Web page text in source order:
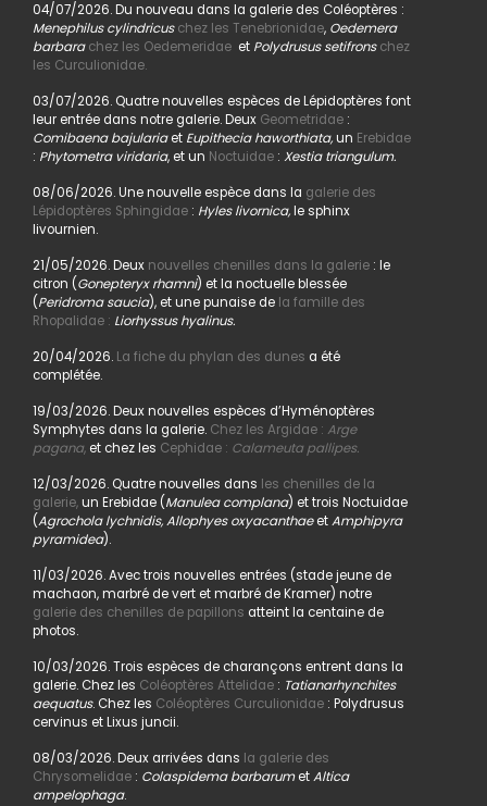
04/07/2026. Du nouveau dans la galerie des Coléoptères :
Menephilus cylindricus chez les Tenebrionidae,Oedemera
barbara chez les Oedemeridaeet Polydrusus setifrons chez
les Curculionidae.
03/07/2026. Quatre nouvelles espèces de Lépidoptères font
leur entrée dans notre galerie. Deux Geometridae:
Comibaena bajulariaet Eupithecia haworthiata,un Erebidae
: Phytometra viridaria, et un Noctuidae: Xestia triangulum.
08/06/2026. Une nouvelle espèce dans la galerie des
Lépidoptères Sphingidae: Hyles livornica,le sphinx
livournien.
21/05/2026. Deux nouvelles chenilles dans la galerie : le
citron (Gonepteryx rhamni) et la noctuelle blessée
(Peridroma saucia), et une punaise dela famille des
Rhopalidae : Liorhyssus hyalinus.
20/04/2026. La fiche du phylan des dunes a été
complétée.
19/03/2026. Deux nouvelles espèces d’Hyménoptères
Symphytes dans la galerie. Chez les Argidae : Arge
pagana,et chez les Cephidae : Calameuta pallipes.
12/03/2026. Quatre nouvelles dans les chenilles de la
galerie,un Erebidae (Manulea complana) et trois Noctuidae
(Agrochola lychnidis, Allophyes oxyacanthaeetAmphipyra
pyramidea).
11/03/2026. Avec trois nouvelles entrées (stade jeune de
machaon, marbré de vert et marbré de Kramer) notre
galerie des chenilles de papillons atteint la centaine de
photos.
10/03/2026. Trois espèces de charançons entrent dans la
galerie. Chez les Coléoptères Attelidae: Tatianarhynchites
aequatus. Chez les Coléoptères Curculionidae: Polydrusus
cervinus et Lixus juncii.
08/03/2026. Deux arrivées dans la galerie des
Chrysomelidae: Colaspidema barbarumetAltica
ampelophaga.